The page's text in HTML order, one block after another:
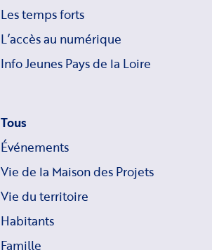
Les temps forts
L’accès au numérique
Info Jeunes Pays de la Loire
Tous
Événements
Vie de la Maison des Projets
Vie du territoire
Habitants
Famille